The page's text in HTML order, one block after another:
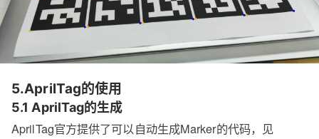
5.AprilTag的使用
5.1 AprilTag的生成
AprilTag官方提供了可以自动生成Marker的代码，见